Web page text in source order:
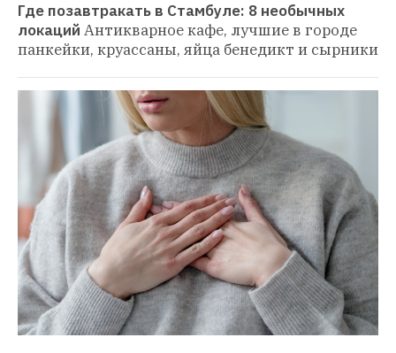
Где позавтракать в Стамбуле: 8 необычных
локаций Антикварное кафе, лучшие в городе
панкейки, круассаны, яйца бенедикт и сырники